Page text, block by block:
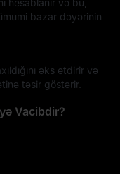
hesablanır və bu,
bazar dəyərinin
əks etdirir və
təsir göstərir.
Vacibdir?